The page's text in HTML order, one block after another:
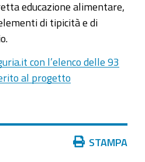
educazione alimentare,
di tipicità e di
con l’elenco delle 93
al progetto
STAMPA